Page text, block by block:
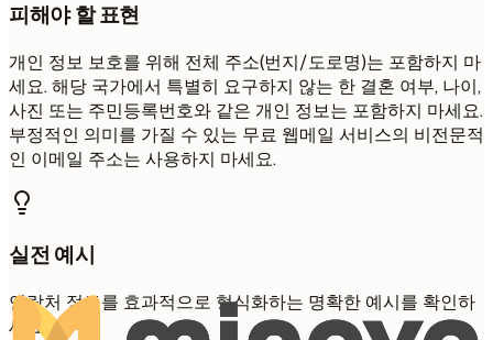
피해야 할 표현
개인 정보 보호를 위해 전체 주소(번지/도로명)는 포함하지 마
세요. 해당 국가에서 특별히 요구하지 않는 한 결혼 여부, 나이,
사진 또는 주민등록번호와 같은 개인 정보는 포함하지 마세요.
부정적인 의미를 가질 수 있는 무료 웹메일 서비스의 비전문적
인 이메일 주소는 사용하지 마세요.
실전 예시
연락처 정보를 효과적으로 형식화하는 명확한 예시를 확인하
세요.